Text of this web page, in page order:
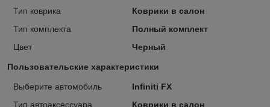
Тип коврика
Коврики в салон
Тип комплекта
Полный комплект
Цвет
Черный
Пользовательские характеристики
Выберите автомобиль
Infiniti FX
Тип автоаксессуара
Коврики в салон